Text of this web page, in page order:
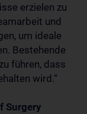
erzielen zu
und
um ideale
Bestehende
führen, dass
wird.“
Surgery